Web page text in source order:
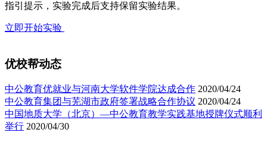
指引提示，实验完成后支持保留实验结果。
立即开始实验
优校帮动态
中公教育优就业与河南大学软件学院达成合作 2020/04/24
中公教育集团与芜湖市政府签署战略合作协议 2020/04/24
中国地质大学（北京）—中公教育教学实践基地授牌仪式顺利
举行 2020/04/30